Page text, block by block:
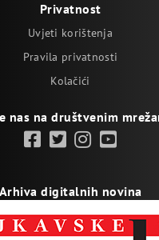
Privatnost
Uvjeti korištenja
Pravila privatnosti
Kolačići
nas na društvenim
Arhiva digitalnih novina